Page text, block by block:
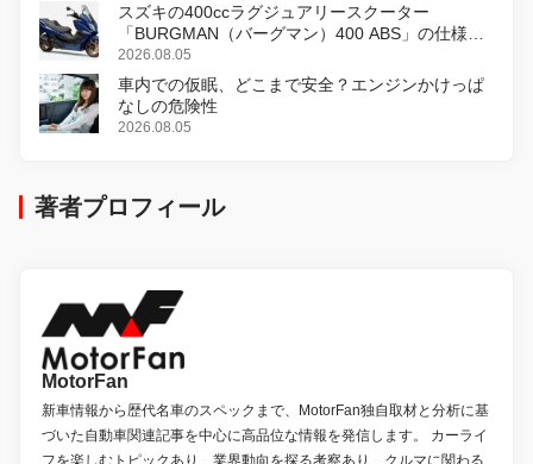
スズキの400ccラグジュアリースクーター
「BURGMAN（バーグマン）400 ABS」の仕様を
変更し、8月18日に発売
2026.08.05
車内での仮眠、どこまで安全？エンジンかけっぱ
なしの危険性
2026.08.05
著者プロフィール
MotorFan
新車情報から歴代名車のスペックまで、MotorFan独自取材と分析に基
づいた自動車関連記事を中心に高品位な情報を発信します。 カーライ